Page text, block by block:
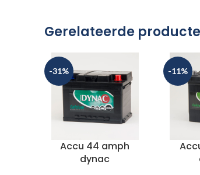
Gerelateerde
-31%
Accu 44 amph
dynac
-11%